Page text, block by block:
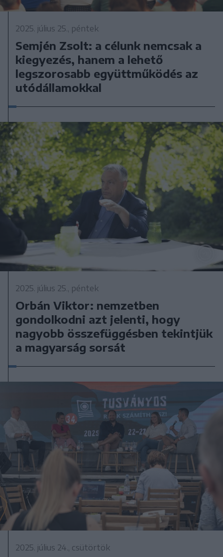
2025. július 25., péntek
Semjén Zsolt: a célunk nemcsak a
kiegyezés, hanem a lehető
legszorosabb együttműködés az
utódállamokkal
2025. július 25., péntek
Orbán Viktor: nemzetben
gondolkodni azt jelenti, hogy
nagyobb összefüggésben tekintjük
a magyarság sorsát
2025. július 24., csütörtök